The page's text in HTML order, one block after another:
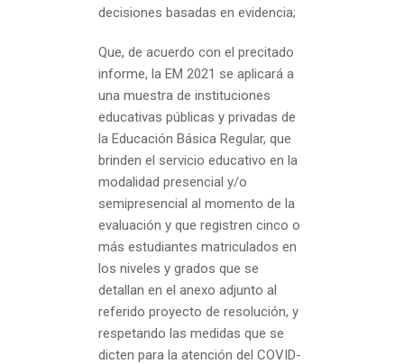
decisiones basadas en evidencia;
Que, de acuerdo con el precitado
informe, la EM 2021 se aplicará a
una muestra de instituciones
educativas públicas y privadas de
la Educación Básica Regular, que
brinden el servicio educativo en la
modalidad presencial y/o
semipresencial al momento de la
evaluación y que registren cinco o
más estudiantes matriculados en
los niveles y grados que se
detallan en el anexo adjunto al
referido proyecto de resolución, y
respetando las medidas que se
dicten para la atención del COVID-